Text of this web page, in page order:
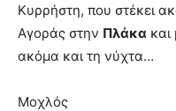
Κυρρήστη, που στέκει
Αγοράς στην Πλάκα
ακόμα και τη νύχτα…
Μοχλός